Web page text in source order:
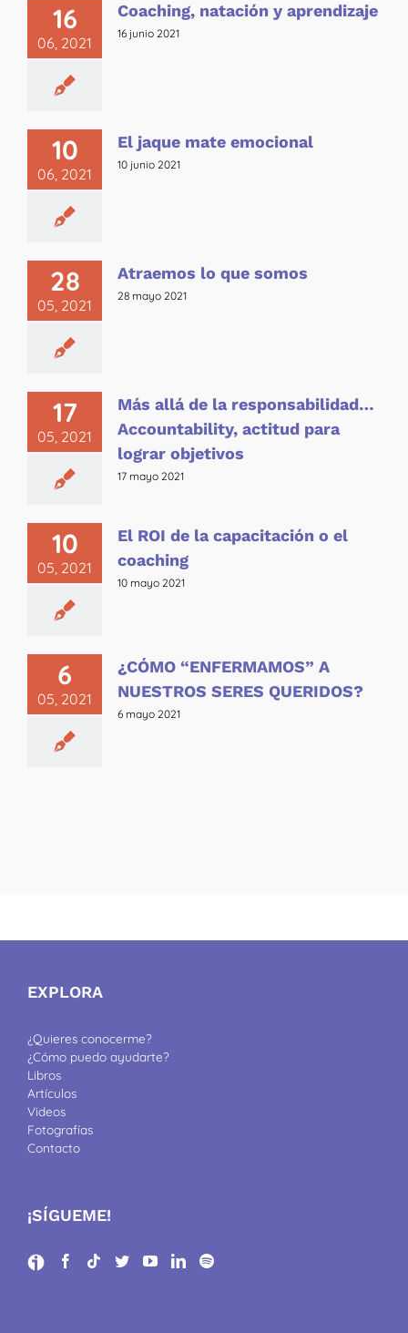
16
06, 2021
Coaching, natación y aprendizaje
16 junio 2021
10
06, 2021
El jaque mate emocional
10 junio 2021
28
05, 2021
Atraemos lo que somos
28 mayo 2021
17
05, 2021
Más allá de la responsabilidad…
Accountability, actitud para
lograr objetivos
17 mayo 2021
10
05, 2021
El ROI de la capacitación o el
coaching
10 mayo 2021
6
05, 2021
¿CÓMO “ENFERMAMOS” A
NUESTROS SERES QUERIDOS?
6 mayo 2021
EXPLORA
¿Quieres conocerme?
¿Cómo puedo ayudarte?
Libros
Artículos
Videos
Fotografías
Contacto
¡SÍGUEME!